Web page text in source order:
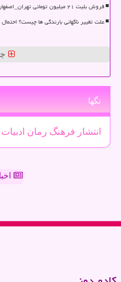
فروش بلیت ۲۱ میلیون تومانی تهران_اصفهان رد شد
علت تغییر ناگهانی بارندگی ها چیست؟
تگها
انتشار فرهنگ رمان ادبیات